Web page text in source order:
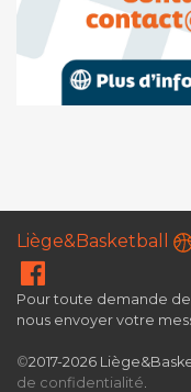
Liège&Basketball
Pour toute demande
nous envoyer votre
©2017-2026
de confidentialité.